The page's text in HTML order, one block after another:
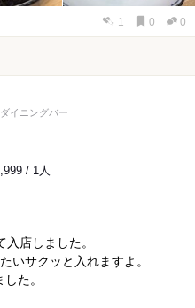
1 0 0
イニングバー
/ 1人
店しました。
いサクッと入れますよ。
た。